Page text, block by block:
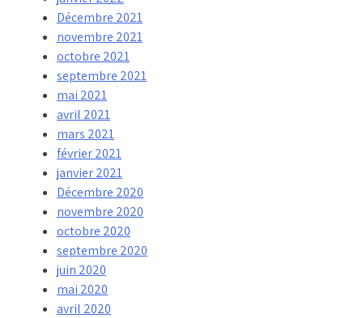
Décembre 2021
novembre 2021
octobre 2021
septembre 2021
mai 2021
avril 2021
mars 2021
février 2021
janvier 2021
Décembre 2020
novembre 2020
octobre 2020
septembre 2020
juin 2020
mai 2020
avril 2020